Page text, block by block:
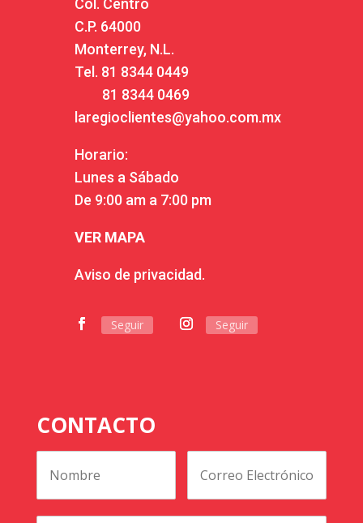
Col. Centro
C.P. 64000
Monterrey, N.L.
Tel. 81 8344 0449
81 8344 0469
laregioclientes@yahoo.com.mx
Horario:
Lunes a Sábado
De 9:00 am a 7:00 pm
VER MAPA
Aviso de privacidad.
Seguir Seguir
CONTACTO